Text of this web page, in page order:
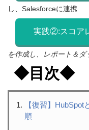
し、Salesforceに連携
実践②:スコア
を作成し、レポート＆ダ
◆目次◆
【復習】
順